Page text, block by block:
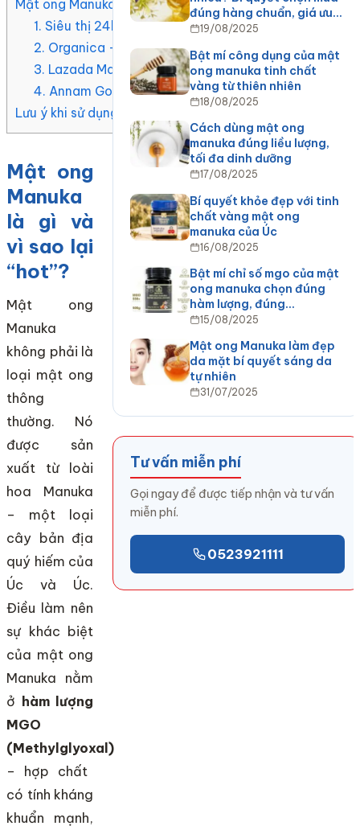
Mật ong Manuka bán ở đâu uy tín? Top địa chỉ đáng tin
1. Siêu thị 24h SV Mart – Địa chỉ quen thuộc cho tín
2. Organica – Chuỗi cửa hàng thực phẩm hữu cơ nổi
3. Lazada Mall, Tiki Trading – Kênh thương mại điện
4. Annam Gourmet – Thiên đường thực phẩm cao
Lưu ý khi sử dụng mật ong Manuka
Mật ong
Manuka
là gì và
vì sao lại
“hot”?
Mật ong
Manuka
không phải là
loại mật ong
thông
thường. Nó
được sản
xuất từ loài
hoa Manuka
– một loại
cây bản địa
quý hiếm của
Úc và Úc.
Điều làm nên
sự khác biệt
của mật ong
Manuka nằm
ở hàm lượng
MGO
(Methylglyoxal)
– hợp chất
có tính kháng
khuẩn mạnh,
đúng hàng chuẩn, giá ưu…
19/08/2025
Bật mí công dụng của mật
ong manuka tinh chất
vàng từ thiên nhiên
18/08/2025
Cách dùng mật ong
manuka đúng liều lượng,
tối đa dinh dưỡng
17/08/2025
Bí quyết khỏe đẹp với tinh
chất vàng mật ong
manuka của Úc
16/08/2025
Bật mí chỉ số mgo của mật
ong manuka chọn đúng
hàm lượng, đúng…
15/08/2025
Mật ong Manuka làm đẹp
da mặt bí quyết sáng da
tự nhiên
31/07/2025
Tư vấn miễn phí
Gọi ngay để được tiếp nhận và tư vấn
miễn phí.
0523921111